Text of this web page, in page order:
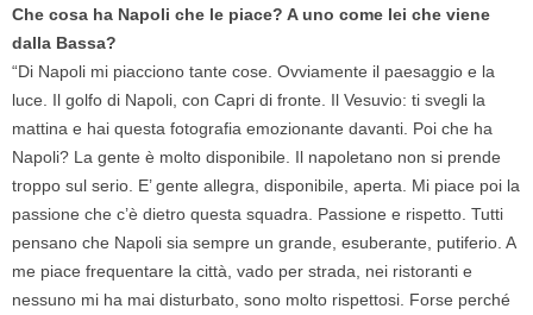
Che cosa ha Napoli che le piace? A uno come lei che viene
dalla Bassa?
“Di Napoli mi piacciono tante cose. Ovviamente il paesaggio e la
luce. Il golfo di Napoli, con Capri di fronte. Il Vesuvio: ti svegli la
mattina e hai questa fotografia emozionante davanti. Poi che ha
Napoli? La gente è molto disponibile. Il napoletano non si prende
troppo sul serio. E’ gente allegra, disponibile, aperta. Mi piace poi la
passione che c’è dietro questa squadra. Passione e rispetto. Tutti
pensano che Napoli sia sempre un grande, esuberante, putiferio. A
me piace frequentare la città, vado per strada, nei ristoranti e
nessuno mi ha mai disturbato, sono molto rispettosi. Forse perché